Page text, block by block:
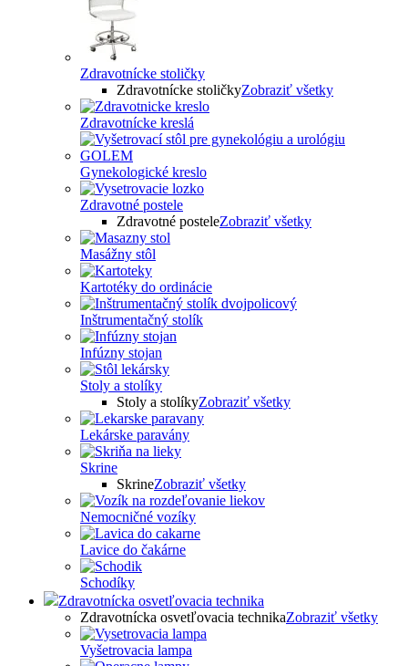
Zdravotnícke stoličky
Zdravotnícke stoličkyZobraziť všetky
Zdravotnícke kreslá
Gynekologické kreslo
Zdravotné postele
Zdravotné posteleZobraziť všetky
Masážny stôl
Kartotéky do ordinácie
Inštrumentačný stolík
Infúzny stojan
Stoly a stolíky
Stoly a stolíkyZobraziť všetky
Lekárske paravány
Skrine
SkrineZobraziť všetky
Nemocničné vozíky
Lavice do čakárne
Schodíky
Zdravotnícka osvetľovacia technika
Zdravotnícka osvetľovacia technikaZobraziť všetky
Vyšetrovacia lampa